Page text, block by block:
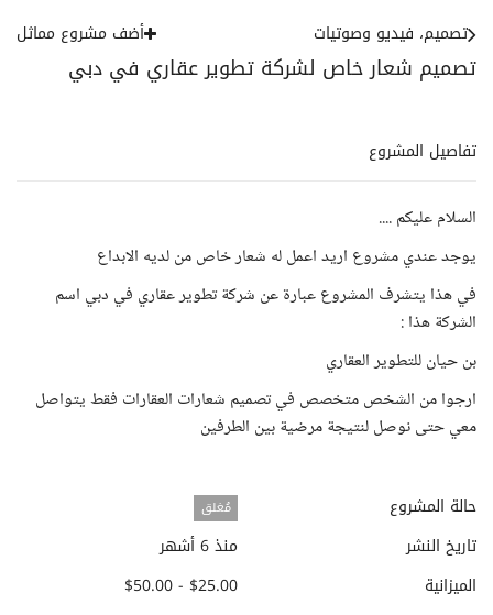
تصميم شعار خاص لشركة تطوير عقاري في دبي
تصميم، فيديو وصوتيات أضف مشروع مماثل
تفاصيل المشروع
السلام عليكم ....
يوجد عندي مشروع اريد اعمل له شعار خاص من لديه الابداع
في هذا يتشرف المشروع عبارة عن شركة تطوير عقاري في دبي اسم
الشركة هذا :
بن حيان للتطوير العقاري
ارجوا من الشخص متخصص في تصميم شعارات العقارات فقط يتواصل
معي حتى نوصل لنتيجة مرضية بين الطرفين
حالة المشروع مُغلق
تاريخ النشر
منذ 6 أشهر
الميزانية
$25.00 - $50.00